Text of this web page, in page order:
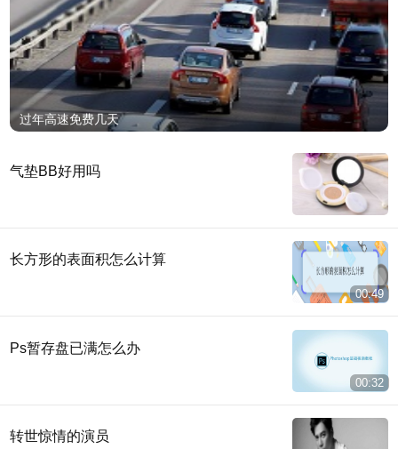
过年高速免费几天
气垫BB好用吗
长方形的表面积怎么计算
00:49
Ps暂存盘已满怎么办
00:32
转世惊情的演员